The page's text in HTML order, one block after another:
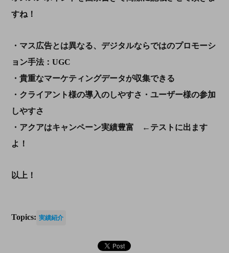
すね！
・マス広告とは異なる、デジタルならではのプロモーシ
ョン手法：UGC
・貴重なマーケティングデータが収集できる
・クライアント様の導入のしやすさ・ユーザー様の参加
しやすさ
・アクアはキャンペーン実績豊富 ←テストに出ます
よ！
以上！
Topics: 実績紹介